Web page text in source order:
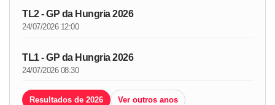
TL2 - GP da Hungria 2026
24/07/2026 12:00
TL1 - GP da Hungria 2026
24/07/2026 08:30
Resultados de 2026 Ver outros anos